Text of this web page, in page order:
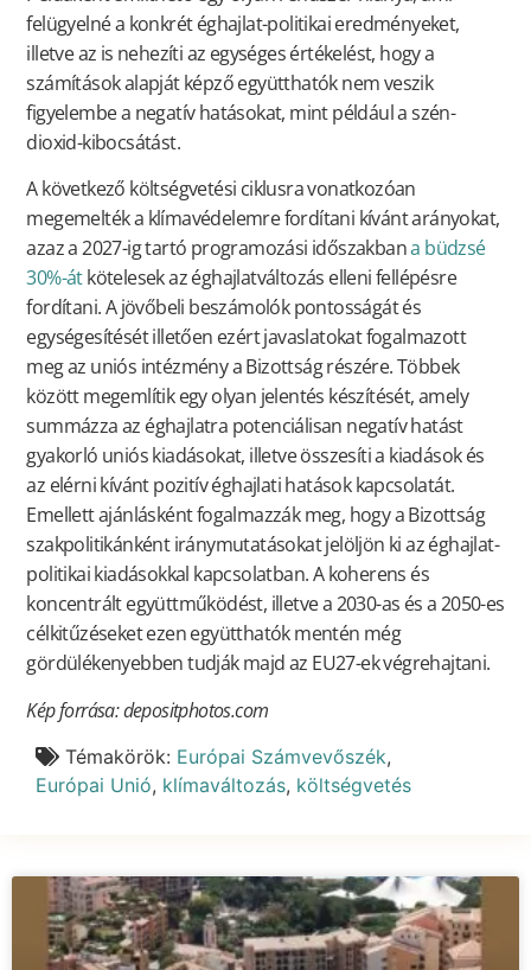
felügyelné a konkrét éghajlat-politikai eredményeket,
illetve az is nehezíti az egységes értékelést, hogy a
számítások alapját képző együtthatók nem veszik
figyelembe a negatív hatásokat, mint például a szén-
dioxid-kibocsátást.
A következő költségvetési ciklusra vonatkozóan
megemelték a klímavédelemre fordítani kívánt arányokat,
azaz a 2027-ig tartó programozási időszakbana büdzsé
30%-átkötelesek az éghajlatváltozás elleni fellépésre
fordítani. A jövőbeli beszámolók pontosságát és
egységesítését illetően ezért javaslatokat fogalmazott
meg az uniós intézmény a Bizottság részére. Többek
között megemlítik egy olyan jelentés készítését, amely
summázza az éghajlatra potenciálisan negatív hatást
gyakorló uniós kiadásokat, illetve összesíti a kiadások és
az elérni kívánt pozitív éghajlati hatások kapcsolatát.
Emellett ajánlásként fogalmazzák meg, hogy a Bizottság
szakpolitikánként iránymutatásokat jelöljön ki az éghajlat-
politikai kiadásokkal kapcsolatban. A koherens és
koncentrált együttműködést, illetve a 2030-as és a 2050-es
célkitűzéseket ezen együtthatók mentén még
gördülékenyebben tudják majd az EU27-ek végrehajtani.
Kép forrása: depositphotos.com
Témakörök: Európai Számvevőszék,
Európai Unió, klímaváltozás, költségvetés